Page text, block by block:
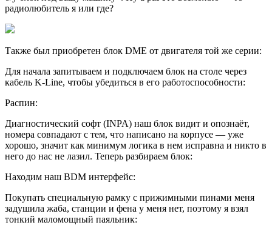
радиолюбитель я или где?
Также был приобретен блок DME от двигателя той же серии:
Для начала запитываем и подключаем блок на столе через
кабель K-Line, чтобы убедиться в его работоспособности:
Распин:
Диагностический софт (INPA) наш блок видит и опознаёт,
номера совпадают с тем, что написано на корпусе — уже
хорошо, значит как минимум логика в нем исправна и никто в
него до нас не лазил. Теперь разбираем блок:
Находим наш BDM интерфейс:
Покупать специальную рамку с прижимными пинами меня
задушила жаба, станции и фена у меня нет, поэтому я взял
тонкий маломощный паяльник: